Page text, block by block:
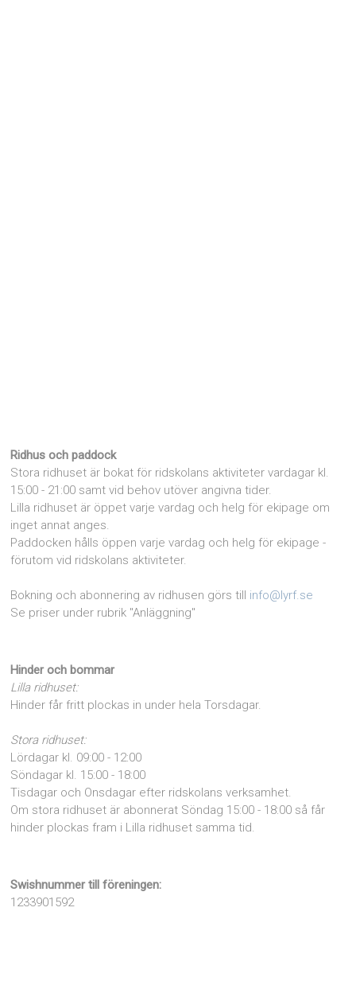
Ridhus och paddock
Stora ridhuset är bokat för ridskolans aktiviteter vardagar kl.
15:00 - 21:00 samt vid behov utöver angivna tider.
Lilla ridhuset är öppet varje vardag och helg för ekipage om
inget annat anges.
Paddocken hålls öppen varje vardag och helg för ekipage -
förutom vid ridskolans aktiviteter.
Bokning och abonnering av ridhusen görs till info@lyrf.se
Se priser under rubrik "Anläggning"
Hinder och bommar
Lilla ridhuset:
Hinder får fritt plockas in under hela Torsdagar.
Stora ridhuset:
Lördagar kl. 09:00 - 12:00
Söndagar kl. 15:00 - 18:00
Tisdagar och Onsdagar efter ridskolans verksamhet.
Om stora ridhuset är abonnerat Söndag 15:00 - 18:00 så får
hinder plockas fram i Lilla ridhuset samma tid.
Swishnummer till föreningen:
1233901592